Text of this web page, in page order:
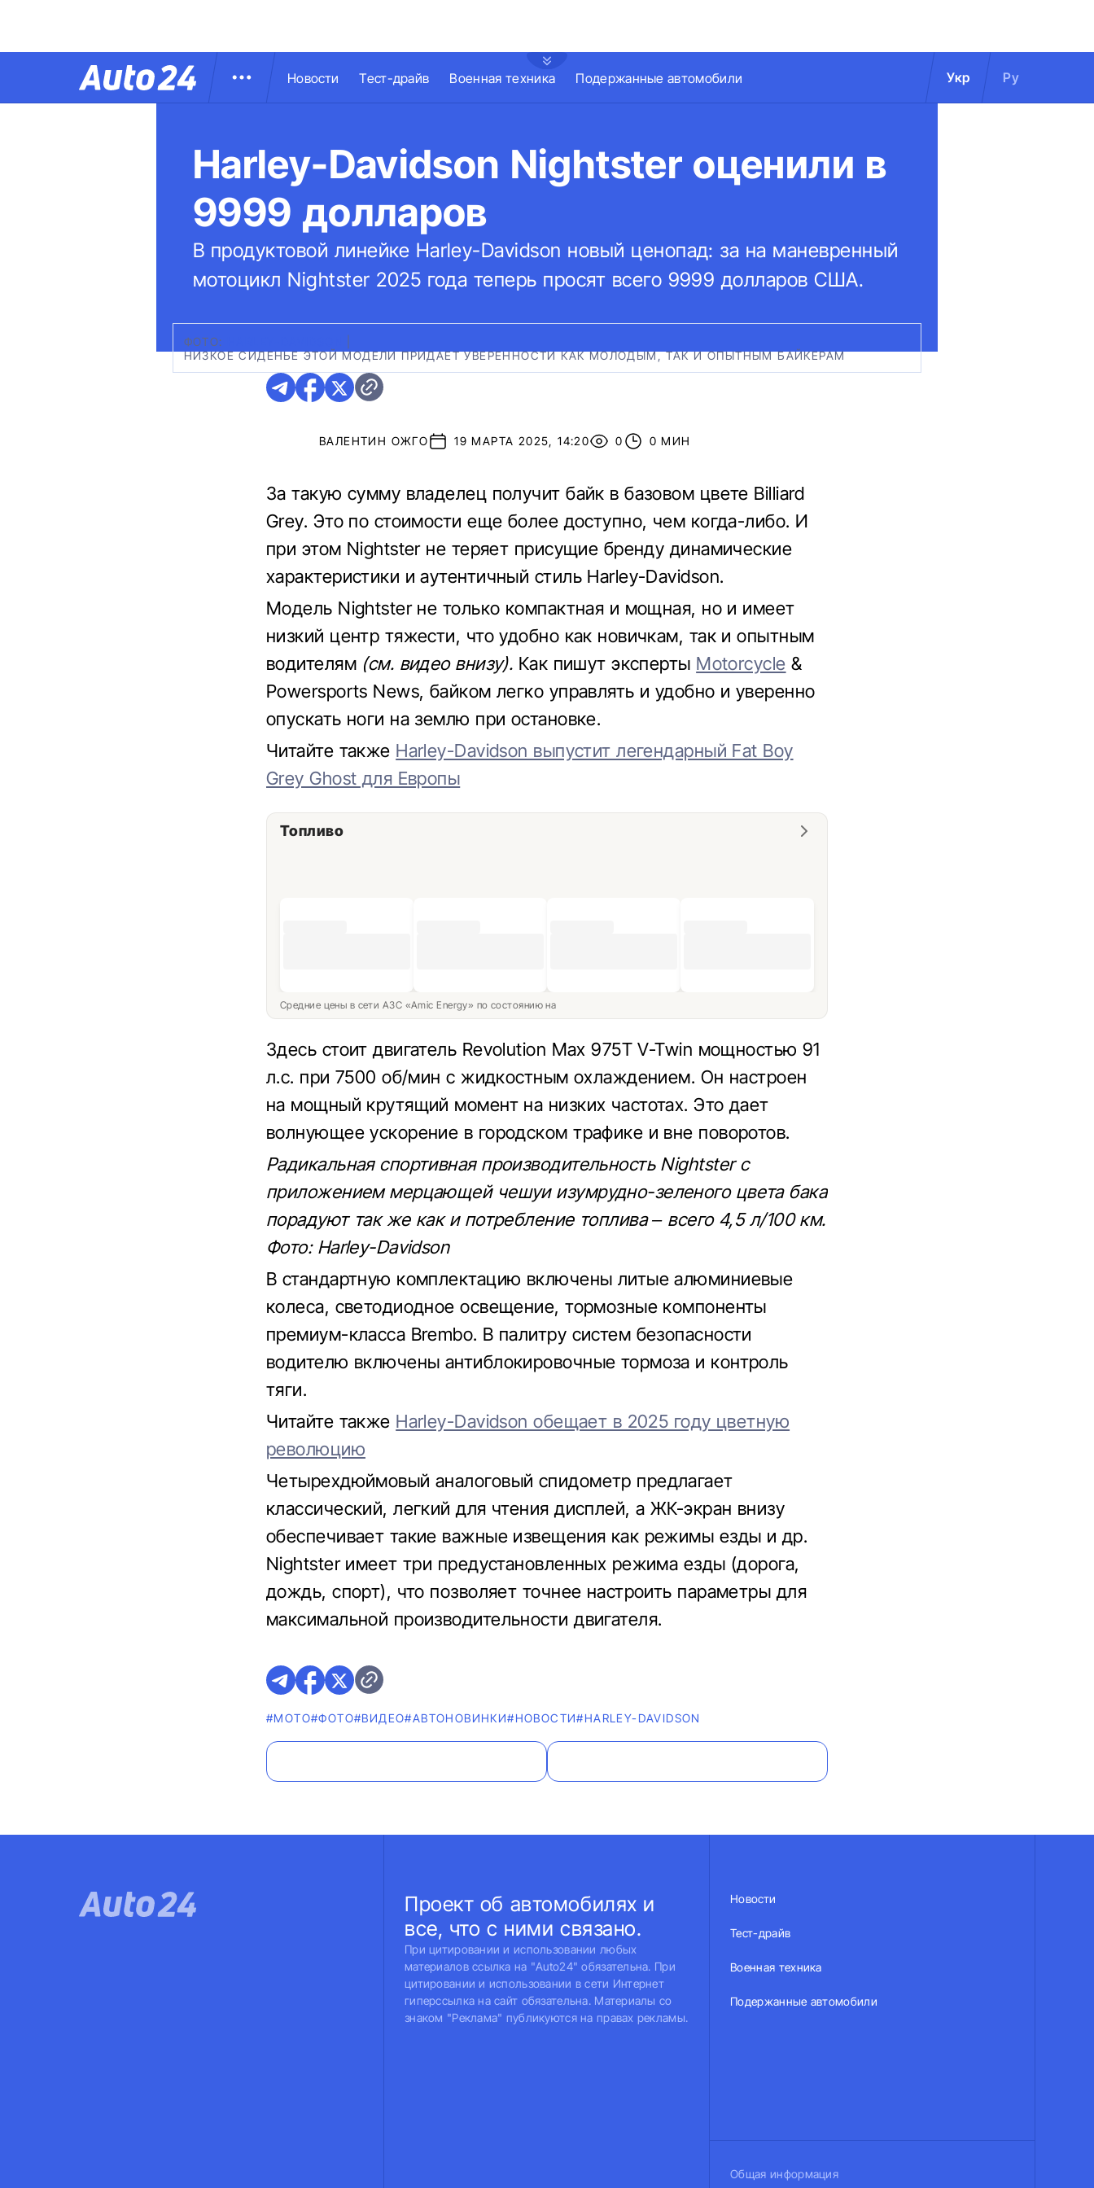
Новости Тест-драйв Военная техника Подержанные автомобили Укр Ру
Harley-Davidson Nightster оценили в
9999 долларов
В продуктовой линейке Harley-Davidson новый ценопад: за на маневренный
мотоцикл Nightster 2025 года теперь просят всего 9999 долларов США.
ФОТО:
НИЗКОЕ СИДЕНЬЕ ЭТОЙ МОДЕЛИ ПРИДАЕТ УВЕРЕННОСТИ КАК МОЛОДЫМ, ТАК И ОПЫТНЫМ БАЙКЕРАМ
ВАЛЕНТИН ОЖГО 19 МАРТА 2025, 14:20 0 0 МИН
За такую сумму владелец получит байк в базовом цвете Billiard
Grey. Это по стоимости еще более доступно, чем когда-либо. И
при этом Nightster не теряет присущие бренду динамические
характеристики и аутентичный стиль Harley-Davidson.
Модель Nightster не только компактная и мощная, но и имеет
низкий центр тяжести, что удобно как новичкам, так и опытным
водителям (см. видео внизу). Как пишут эксперты Motorcycle &
Powersports News, байком легко управлять и удобно и уверенно
опускать ноги на землю при остановке.
Читайте также Harley-Davidson выпустит легендарный Fat Boy
Grey Ghost для Европы
Топливо
Средние цены в сети АЗС «Amic Energy» по состоянию на
Здесь стоит двигатель Revolution Max 975T V-Twin мощностью 91
л.с. при 7500 об/мин с жидкостным охлаждением. Он настроен
на мощный крутящий момент на низких частотах. Это дает
волнующее ускорение в городском трафике и вне поворотов.
Радикальная спортивная производительность Nightster с
приложением мерцающей чешуи изумрудно-зеленого цвета бака
порадуют так же как и потребление топлива – всего 4,5 л/100 км.
Фото: Harley-Davidson
В стандартную комплектацию включены литые алюминиевые
колеса, светодиодное освещение, тормозные компоненты
премиум-класса Brembo. В палитру систем безопасности
водителю включены антиблокировочные тормоза и контроль
тяги.
Читайте также Harley-Davidson обещает в 2025 году цветную
революцию
Четырехдюймовый аналоговый спидометр предлагает
классический, легкий для чтения дисплей, а ЖК-экран внизу
обеспечивает такие важные извещения как режимы езды и др.
Nightster имеет три предустановленных режима езды (дорога,
дождь, спорт), что позволяет точнее настроить параметры для
максимальной производительности двигателя.
#МОТО#ФОТО#ВИДЕО#AВТОНОВИНКИ#НОВОСТИ#HARLEY-DAVIDSON
Проект об автомобилях и
все, что с ними связано.
При цитировании и использовании любых
материалов ссылка на "Auto24" обязательна. При
цитировании и использовании в сети Интернет
гиперссылка на сайт обязательна. Материалы со
знаком "Реклама" публикуются на правах рекламы.
Новости
Тест-драйв
Военная техника
Подержанные автомобили
Общая информация